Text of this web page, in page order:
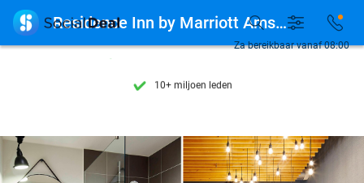
7 dagen per week beschikbaar
7 dagen per week beschikbaar
Za bereikbaar vanaf 08:00
 Residence Inn by Marriott Amsterdam Houthavens